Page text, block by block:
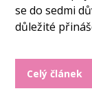
se do sedmi
důležité
Celý článek